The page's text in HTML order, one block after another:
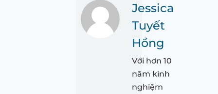
Jessica
Tuyết
Hồng
Với hơn 10
năm kinh
nghiệm